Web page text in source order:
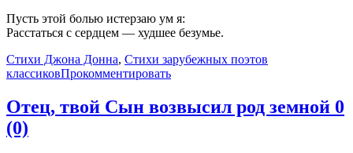
Пусть этой болью истерзаю ум я:
Расстаться с сердцем — худшее безумье.
Стихи Джона Донна, Стихи зарубежных поэтов
классиковПрокомментировать
Отец, твой Сын возвысил род земной 0
(0)